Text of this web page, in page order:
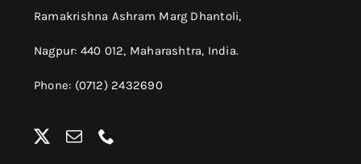
Ramakrishna Ashram Marg Dhantoli,
Nagpur: 440 012, Maharashtra, India.
Phone: (0712) 2432690